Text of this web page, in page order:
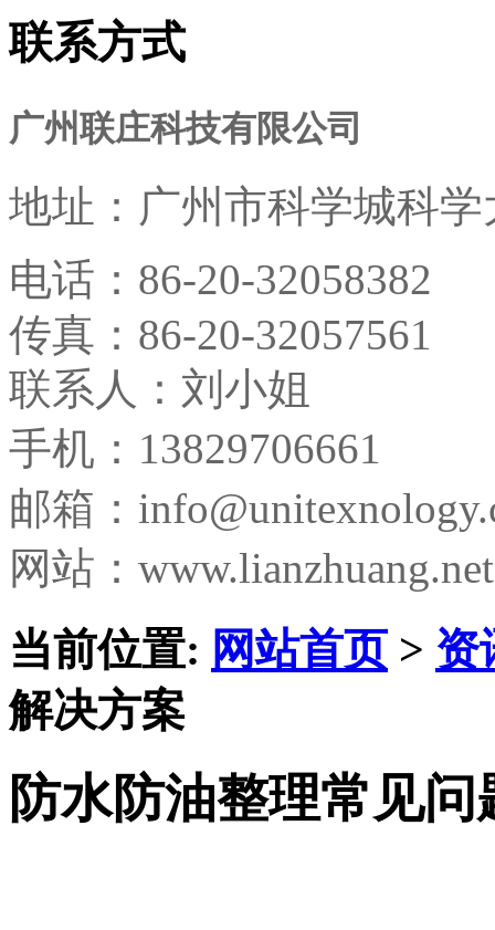
联系方式
广州联庄科技有限公司
地址： 广州市科学城科
电话： 86-20-32058382
传真： 86-20-32057561
联系人：刘小姐
手机：13829706661
邮箱：
网站：www.lianzhuang.net
当前位置: 网站首页> 资
解决方案
防水防油整理常见